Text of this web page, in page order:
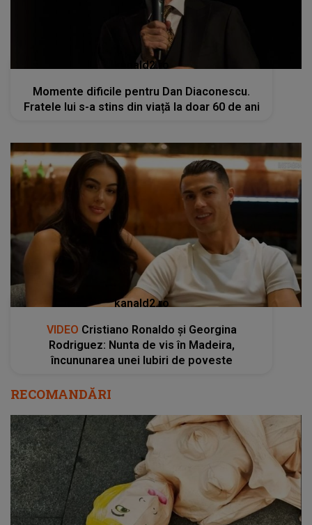
kanald2.ro
Momente dificile pentru Dan Diaconescu.
Fratele lui s-a stins din viață la doar 60 de ani
kanald2.ro
VIDEO Cristiano Ronaldo și Georgina
Rodriguez: Nunta de vis în Madeira,
încununarea unei Iubiri de poveste
RECOMANDĂRI